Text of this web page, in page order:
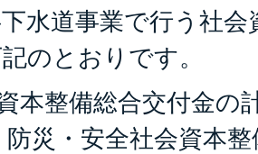
水道事業で行う社
のとおりです。
本整備総合交付金の
災・安全社会資本